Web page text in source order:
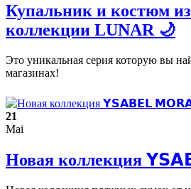
Купальник и костюм
коллекции LUNAR 🌙
Это уникальная серия которую вы
магазинах!
21
Mai
Новая коллекция